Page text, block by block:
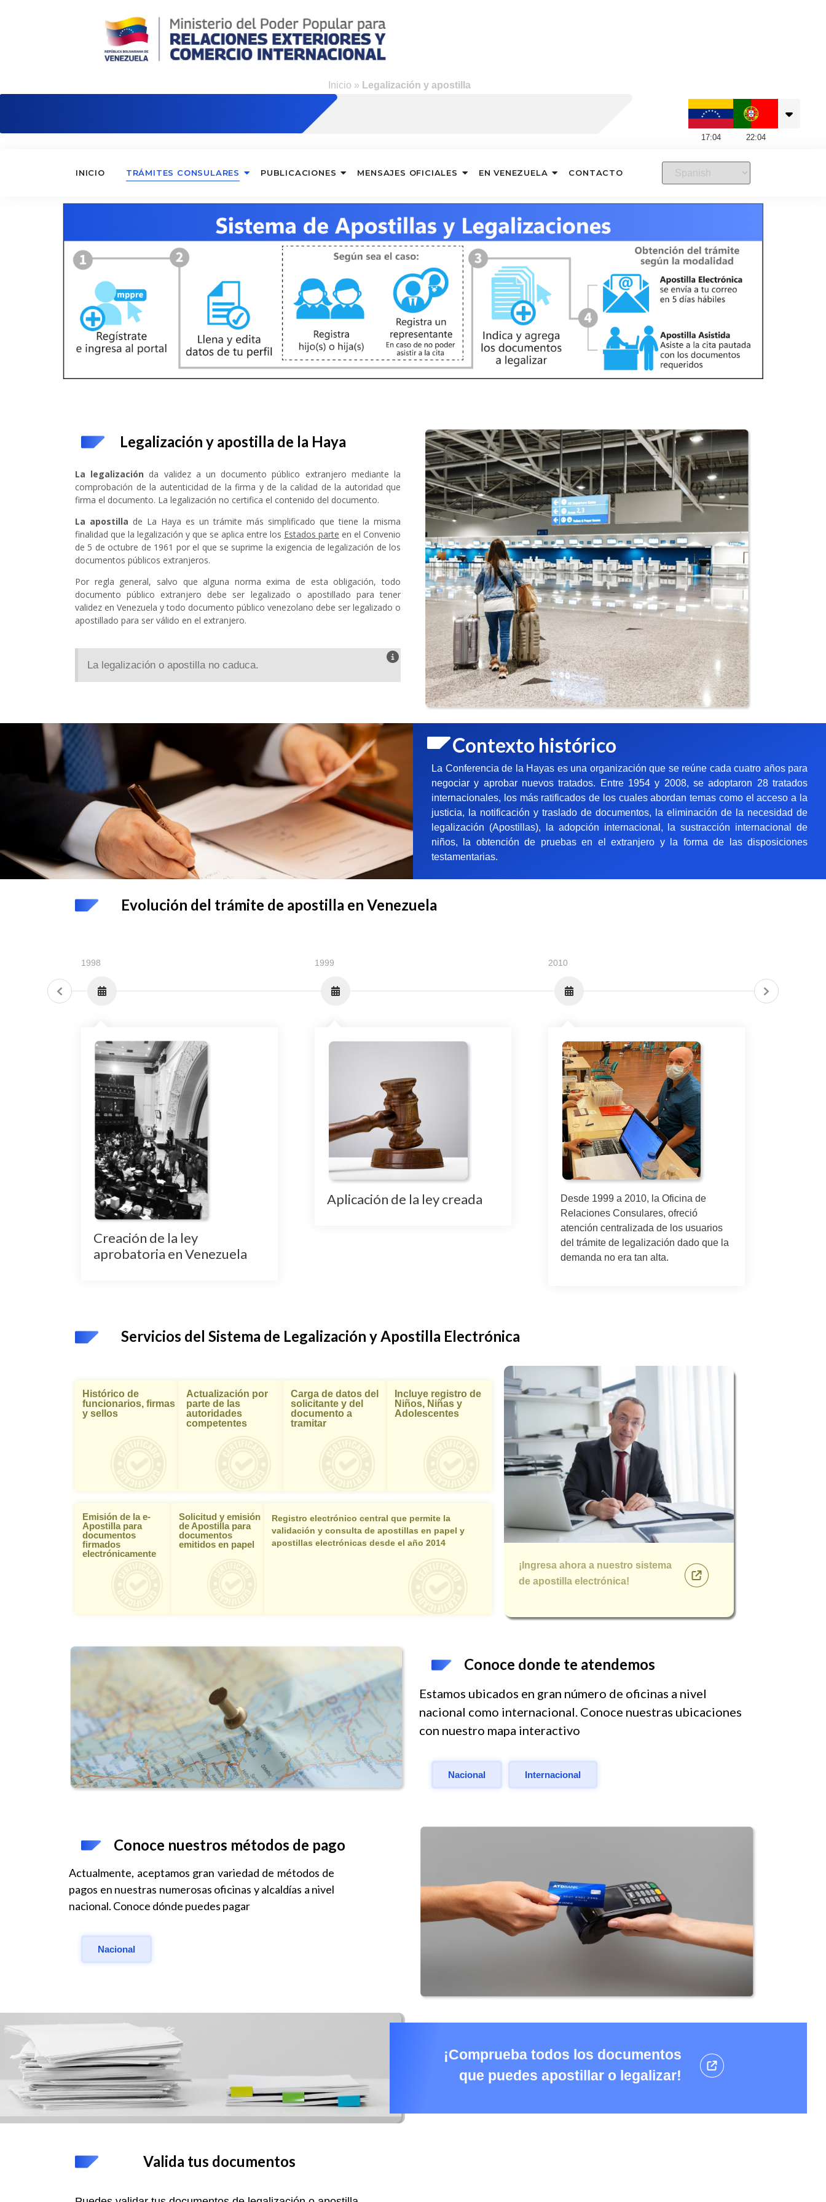
Inicio » Legalización y apostilla
17:04 22:04
INICIO TRÁMITES CONSULARES PUBLICACIONES MENSAJES OFICIALES EN VENEZUELA CONTACTO
Legalización y apostilla de la Haya
La legalización da validez a un documento público extranjero mediante la
comprobación de la autenticidad de la firma y de la calidad de la autoridad que
firma el documento. La legalización no certifica el contenido del documento.
La apostilla de La Haya es un trámite más simplificado que tiene la misma
finalidad que la legalización y que se aplica entre los Estados parte en el Convenio
de 5 de octubre de 1961 por el que se suprime la exigencia de legalización de los
documentos públicos extranjeros.
Por regla general, salvo que alguna norma exima de esta obligación, todo
documento público extranjero debe ser legalizado o apostillado para tener
validez en Venezuela y todo documento público venezolano debe ser legalizado o
apostillado para ser válido en el extranjero.
La legalización o apostilla no caduca.
Contexto histórico
La Conferencia de la Hayas es una organización que se reúne cada cuatro años para
negociar y aprobar nuevos tratados. Entre 1954 y 2008, se adoptaron 28 tratados
internacionales, los más ratificados de los cuales abordan temas como el acceso a la
justicia, la notificación y traslado de documentos, la eliminación de la necesidad de
legalización (Apostillas), la adopción internacional, la sustracción internacional de
niños, la obtención de pruebas en el extranjero y la forma de las disposiciones
testamentarias.
Evolución del trámite de apostilla en Venezuela
1998
Creación de la ley
aprobatoria en Venezuela
1999
Aplicación de la ley creada
2010
Desde 1999 a 2010, la Oficina de
Relaciones Consulares, ofreció
atención centralizada de los usuarios
del trámite de legalización dado que la
demanda no era tan alta.
Servicios del Sistema de Legalización y Apostilla Electrónica
Histórico de
funcionarios, firmas
y sellos
Actualización por
parte de las
autoridades
competentes
Carga de datos del
solicitante y del
documento a
tramitar
Incluye registro de
Niños, Niñas y
Adolescentes
Emisión de la e-
Apostilla para
documentos
firmados
electrónicamente
Solicitud y emisión
de Apostilla para
documentos
emitidos en papel
Registro electrónico central que permite la
validación y consulta de apostillas en papel y
apostillas electrónicas desde el año 2014
¡Ingresa ahora a nuestro sistema
de apostilla electrónica!
Conoce donde te atendemos
Estamos ubicados en gran número de oficinas a nivel
nacional como internacional. Conoce nuestras ubicaciones
con nuestro mapa interactivo
Nacional Internacional
Conoce nuestros métodos de pago
Actualmente, aceptamos gran variedad de métodos de
pagos en nuestras numerosas oficinas y alcaldías a nivel
nacional. Conoce dónde puedes pagar
Nacional
¡Comprueba todos los documentos
que puedes apostillar o legalizar!
Valida tus documentos